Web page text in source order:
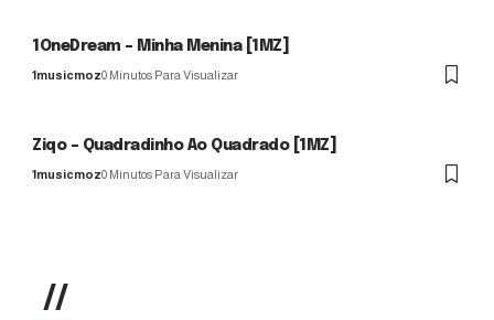
1OneDream – Minha Menina [1MZ]
1musicmoz0 Minutos Para Visualizar
Ziqo – Quadradinho Ao Quadrado [1MZ]
1musicmoz0 Minutos Para Visualizar
//